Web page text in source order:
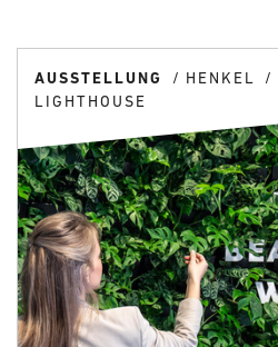
AUSSTELLUNG HENKEL
LIGHTHOUSE